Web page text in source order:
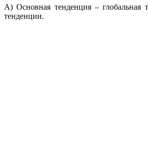
А) Основная тенденция –
тенденции.